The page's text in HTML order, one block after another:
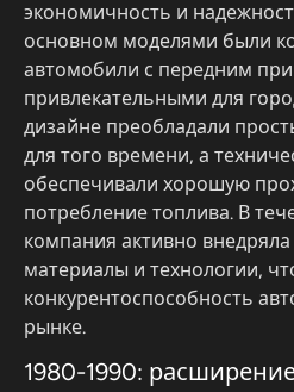
экономичность и
основном моделями были
автомобили с передним
привлекательными для
дизайне преобладали
для того времени, а
обеспечивали хорошую
потребление топлива. В
компания активно
материалы и технологии,
конкурентоспособность
рынке.
1980-1990: